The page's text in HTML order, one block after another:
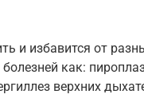
и избавится от
как:
верхних